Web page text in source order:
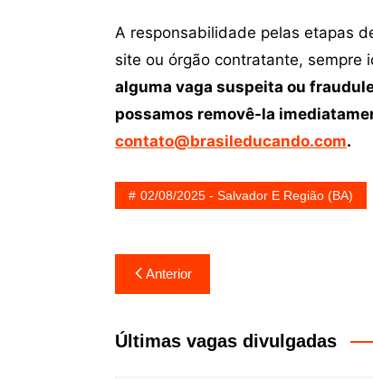
A responsabilidade pelas etapas
site ou órgão contratante, sempre
alguma vaga suspeita ou
possamos removê-la
contato@brasileducando.com.
02/08/2025 - Salvador E Região (BA)
Navegação
de
Post
Anterior
Últimas vagas divulgadas